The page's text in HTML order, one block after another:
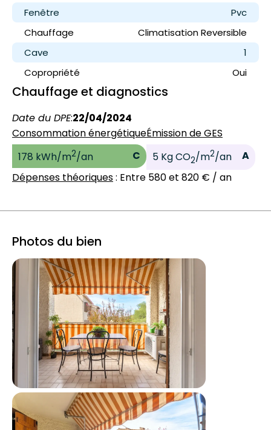
Fenêtre
Pvc
Chauffage
Climatisation Reversible
Cave
1
Copropriété
Oui
Chauffage et diagnostics
Date du DPE:22/04/2024
Consommation énergétique
178 kWh/m2/an C
Émission de GES
5 Kg CO2/m2/an
A
Dépenses théoriques: Entre 580 et 820 € / an
Photos du bien